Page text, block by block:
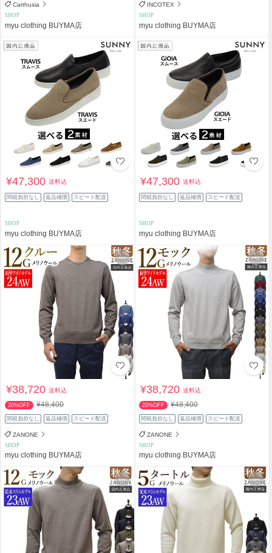
Carthusia
SHOP
myu clothing BUYMA店
INCOTEX
SHOP
myu clothing BUYMA店
¥47,300送料込
関税負担なし 返品補償 スピード配送
SHOP
myu clothing BUYMA店
¥47,300送料込
関税負担なし 返品補償 スピード配送
SHOP
myu clothing BUYMA店
¥38,720送料込
20%OFF ¥48,400
関税負担なし 返品補償 スピード配送
ZANONE
SHOP
myu clothing BUYMA店
¥38,720送料込
20%OFF ¥48,400
関税負担なし 返品補償 スピード配送
ZANONE
SHOP
myu clothing BUYMA店